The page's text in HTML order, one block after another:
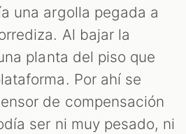
una argolla pegada a
Al bajar la
planta del piso que
Por ahí se
de compensación
ser ni muy pesado, ni